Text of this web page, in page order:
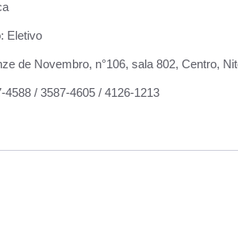
Eletivo
de Novembro, n°106, sala 802, Centro,
4588 / 3587-4605 / 4126-1213